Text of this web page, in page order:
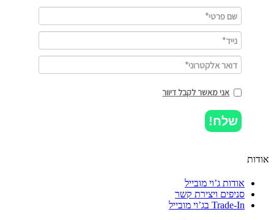
אני מאשר לקבל דיוור
שלח!
אודות ג’וי מובייל
סניפים ויצירת קשר
Trade-In בג’וי מובייל